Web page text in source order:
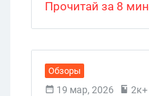
Прочитай за 8
Обзоры
19 мар, 2026 2к+